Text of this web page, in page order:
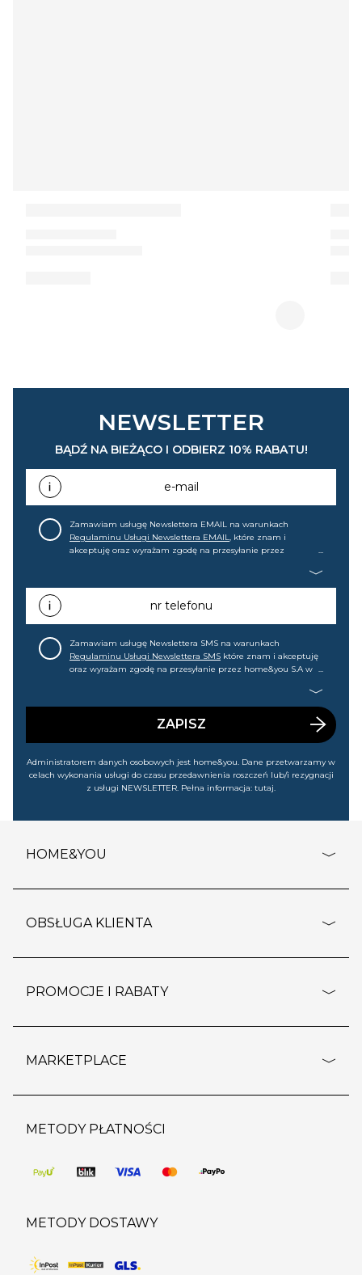
NEWSLETTER
BĄDŹ NA BIEŻĄCO I ODBIERZ 10% RABATU!
e-mail
Zamawiam usługę Newslettera EMAIL na warunkach
Regulaminu Usługi Newslettera EMAIL, które znam i
akceptuję oraz wyrażam zgodę na przesyłanie przez
promocjach, wyprzedażach). Wiem, że mogę tę zgodę w
każdej chwili cofnąć.nr telefonu
Zamawiam usługę Newslettera SMS na warunkach
Regulaminu Usługi Newslettera SMS które znam i akceptuję
oraz wyrażam zgodę na przesyłanie przez home&you S.A w
wyprzedażach). Wiem, że mogę tę zgodę w każdej chwili
ZAPISZ
Administratorem danych osobowych jest home&you. Dane przetwarzamy w
celach wykonania usługi do czasu przedawnienia roszczeń lub/i rezygnacji
z usługi NEWSLETTER. Pełna informacja: tutaj.
HOME&YOU
o firmie
polityka prywatności
kontakt
OBSŁUGA KLIENTA
dostawy i płatność
wypis z subskrypcji
regulamin sklepu
pozostałe regulaminy
PROMOCJE I RABATY
outlet
regulaminy promocji
MARKETPLACE
strefa marek
pomoc dla sprzedawców
METODY PŁATNOŚCI
METODY DOSTAWY